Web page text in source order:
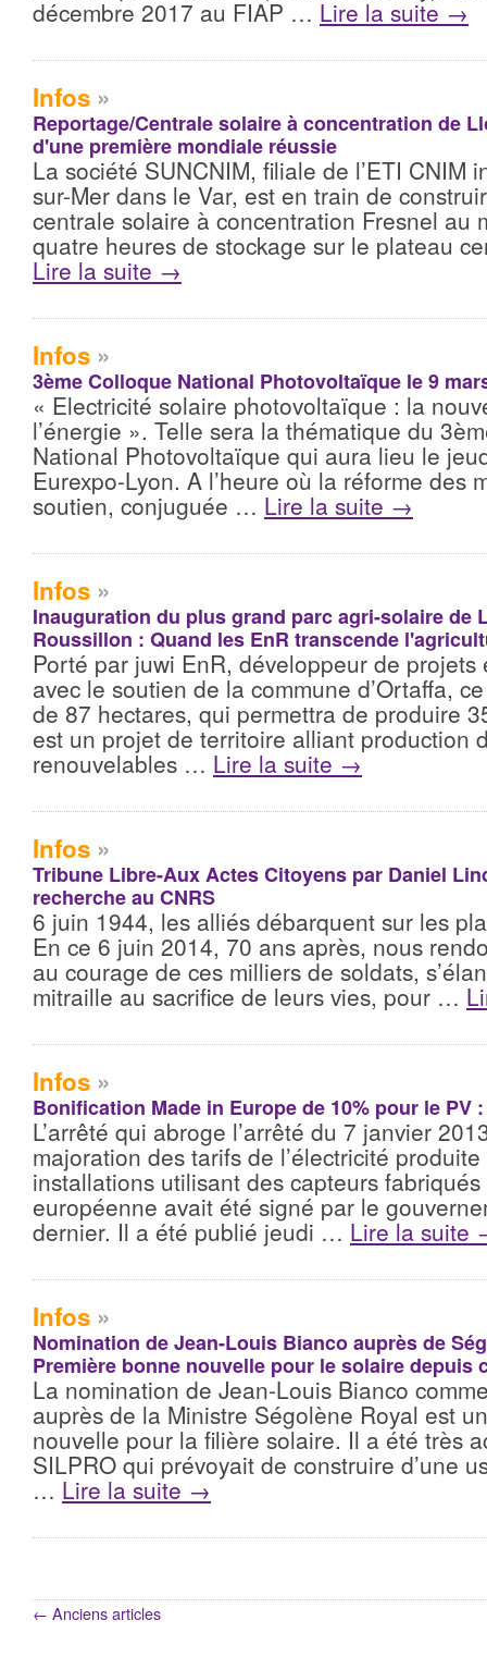
décembre 2017 au FIAP … Lire la suite →
Infos »
Reportage/Centrale solaire à concentration de
d'une première mondiale réussie
La société SUNCNIM, filiale de l’ETI CNIM
sur-Mer dans le Var, est en train de
centrale solaire à concentration Fresnel au
quatre heures de stockage sur le plateau
Lire la suite →
Infos »
3ème Colloque National Photovoltaïque le 9
« Electricité solaire photovoltaïque : la
l’énergie ». Telle sera la thématique du
National Photovoltaïque qui aura lieu le
Eurexpo-Lyon. A l’heure où la réforme des
soutien, conjuguée … Lire la suite →
Infos »
Inauguration du plus grand parc agri-solaire de
Roussillon : Quand les EnR transcende
Porté par juwi EnR, développeur de
avec le soutien de la commune d’Ortaffa,
de 87 hectares, qui permettra de produire
est un projet de territoire alliant production
renouvelables … Lire la suite →
Infos »
Tribune Libre-Aux Actes Citoyens par Daniel
recherche au CNRS
6 juin 1944, les alliés débarquent sur les
En ce 6 juin 2014, 70 ans après, nous
au courage de ces milliers de soldats,
mitraille au sacrifice de leurs vies, pour …
Infos »
Bonification Made in Europe de 10% pour le PV
L’arrêté qui abroge l’arrêté du 7 janvier
majoration des tarifs de l’électricité
installations utilisant des capteurs fabriqués
européenne avait été signé par le
dernier. Il a été publié jeudi … Lire la suite
Infos »
Nomination de Jean-Louis Bianco auprès de
Première bonne nouvelle pour le solaire depuis
La nomination de Jean-Louis Bianco
auprès de la Ministre Ségolène Royal est
nouvelle pour la filière solaire. Il a été très
SILPRO qui prévoyait de construire d’une
… Lire la suite →
← Anciens articles